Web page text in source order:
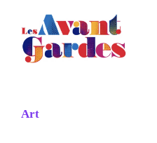
contenu
Art